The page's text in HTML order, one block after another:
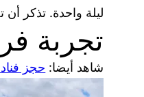
ليلة واحدة. تذكر
تجربة
شاهد أيضا: حجز